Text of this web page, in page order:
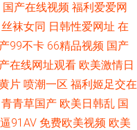
国产在线视频 福利爱爱网
丝袜女同 日韩性爱网址 在
99不卡 66精品视频 国产
在线网址观看 欧美激情日
片 喷潮一区 福利姬足交在
青青草国产 欧美日韩乱 国
91AV 免费欧美视频 欧美